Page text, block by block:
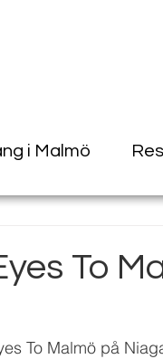
i Malmö
To
To Malmö på